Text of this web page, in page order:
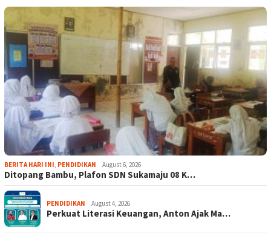
BERITA HARI INI, PENDIDIKAN August 6, 2026
Ditopang Bambu, Plafon SDN Sukamaju 08 K…
PENDIDIKAN August 4, 2026
Perkuat Literasi Keuangan, Anton Ajak Ma…